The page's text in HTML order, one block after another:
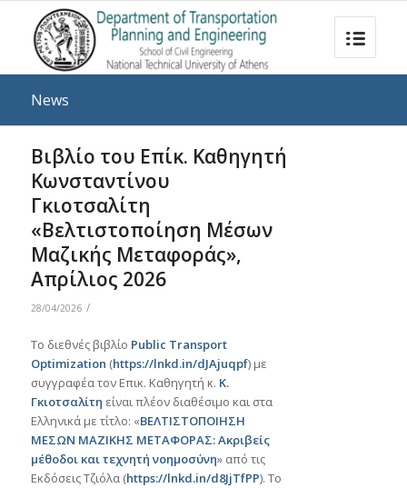
News
Βιβλίο του Επίκ. Καθηγητή
Κωνσταντίνου
Γκιοτσαλίτη
«Βελτιστοποίηση Μέσων
Μαζικής Μεταφοράς»,
Απρίλιος 2026
28/04/2026 /
To διεθνές βιβλίο Public Transport
Optimization (https://lnkd.in/dJAjuqpf) με
συγγραφέα τον Επικ. Καθηγητή κ. Κ.
Γκιοτσαλίτη είναι πλέον διαθέσιμο και στα
Ελληνικά με τίτλο: «ΒΕΛΤΙΣΤΟΠΟΙΗΣΗ
ΜΕΣΩΝ ΜΑΖΙΚΗΣ ΜΕΤΑΦΟΡΑΣ: Ακριβείς
μέθοδοι και τεχνητή νοημοσύνη» από τις
Εκδόσεις Τζιόλα (https://lnkd.in/d8JjTfPP). Το